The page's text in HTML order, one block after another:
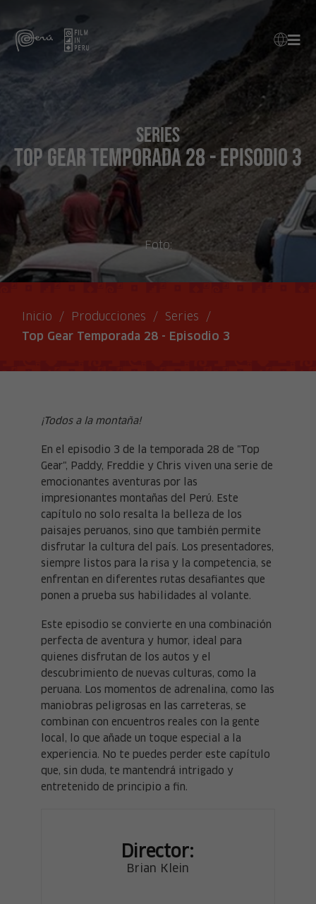
Series
Top Gear Temporada 28 - Episodio 3
Foto:
Inicio / Producciones / Series /
Top Gear Temporada 28 - Episodio 3
¡Todos a la montaña!
En el episodio 3 de la temporada 28 de "Top
Gear", Paddy, Freddie y Chris viven una serie de
emocionantes aventuras por las
impresionantes montañas del Perú. Este
capítulo no solo resalta la belleza de los
paisajes peruanos, sino que también permite
disfrutar la cultura del país. Los presentadores,
siempre listos para la risa y la competencia, se
enfrentan en diferentes rutas desafiantes que
ponen a prueba sus habilidades al volante.
Este episodio se convierte en una combinación
perfecta de aventura y humor, ideal para
quienes disfrutan de los autos y el
descubrimiento de nuevas culturas, como la
peruana. Los momentos de adrenalina, como las
maniobras peligrosas en las carreteras, se
combinan con encuentros reales con la gente
local, lo que añade un toque especial a la
experiencia. No te puedes perder este capítulo
que, sin duda, te mantendrá intrigado y
entretenido de principio a fin.
Director:
Brian Klein